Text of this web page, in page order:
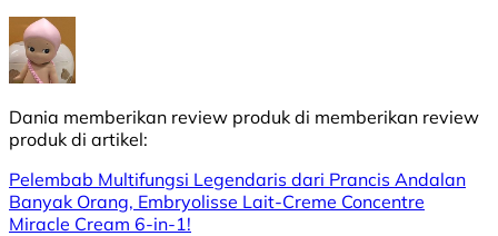
Dania memberikan review produk di memberikan review
produk di artikel:
Pelembab Multifungsi Legendaris dari Prancis Andalan
Banyak Orang, Embryolisse Lait-Creme Concentre
Miracle Cream 6-in-1!